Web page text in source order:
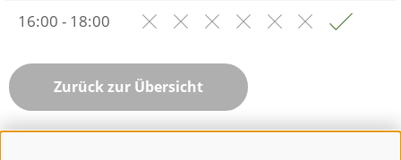
16:00 - 18:00
Zurück zur Übersicht